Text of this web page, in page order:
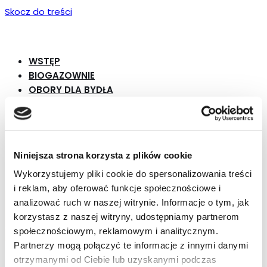
Niniejsza strona korzysta z plików cookie
Wykorzystujemy pliki cookie do spersonalizowania treści
i reklam, aby oferować funkcje społecznościowe i
analizować ruch w naszej witrynie. Informacje o tym, jak
korzystasz z naszej witryny, udostępniamy partnerom
społecznościowym, reklamowym i analitycznym.
Partnerzy mogą połączyć te informacje z innymi danymi
otrzymanymi od Ciebie lub uzyskanymi podczas
Skocz do treści
WSTĘP
BIOGAZOWNIE
OBORY DLA BYDŁA
POZOSTAŁA OFERTA
DO POBRANIA
Menu
Przełącznik nawigacji
Przełącznik nawigacji
WSTĘP